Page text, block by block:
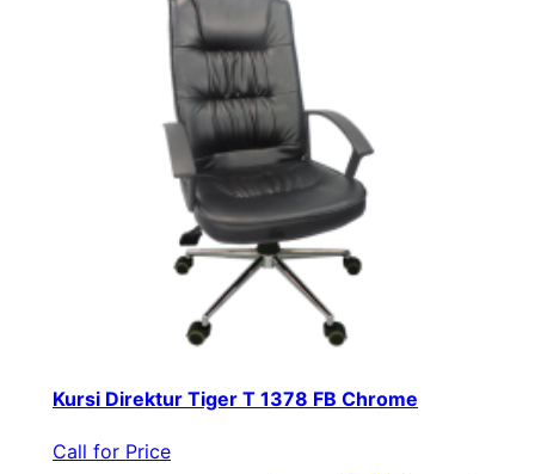
Kursi Direktur Tiger T 1378 FB Chrome
Call for Price